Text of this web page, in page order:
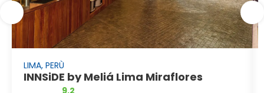
LIMA, PERÙ
INNSiDE by Meliá Lima Miraflores